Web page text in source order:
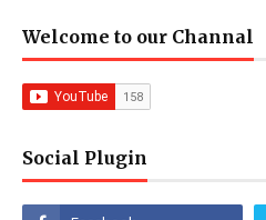
Welcome to our Channal
Social Plugin